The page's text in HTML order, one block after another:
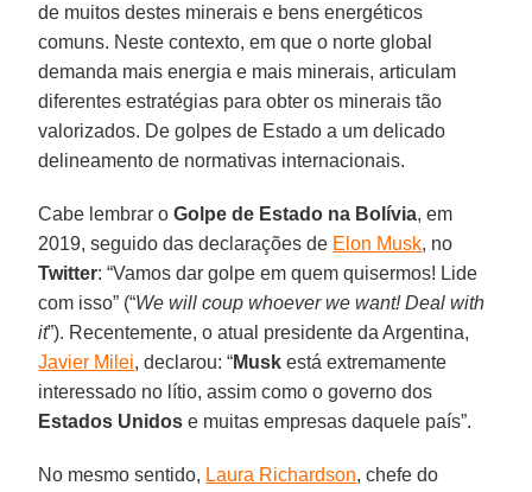
de muitos destes minerais e bens energéticos
comuns. Neste contexto, em que o norte global
demanda mais energia e mais minerais, articulam
diferentes estratégias para obter os minerais tão
valorizados. De golpes de Estado a um delicado
delineamento de normativas internacionais.
Cabe lembrar oGolpe de Estado na Bolívia, em
2019, seguido das declarações de Elon Musk, no
Twitter: “Vamos dar golpe em quem quisermos! Lide
com isso” (“We will coup whoever we want! Deal with
it”). Recentemente, o atual presidente da Argentina,
Javier Milei, declarou: “Musk está extremamente
interessado no lítio, assim como o governo dos
Estados Unidos e muitas empresas daquele país”.
No mesmo sentido, Laura Richardson, chefe do